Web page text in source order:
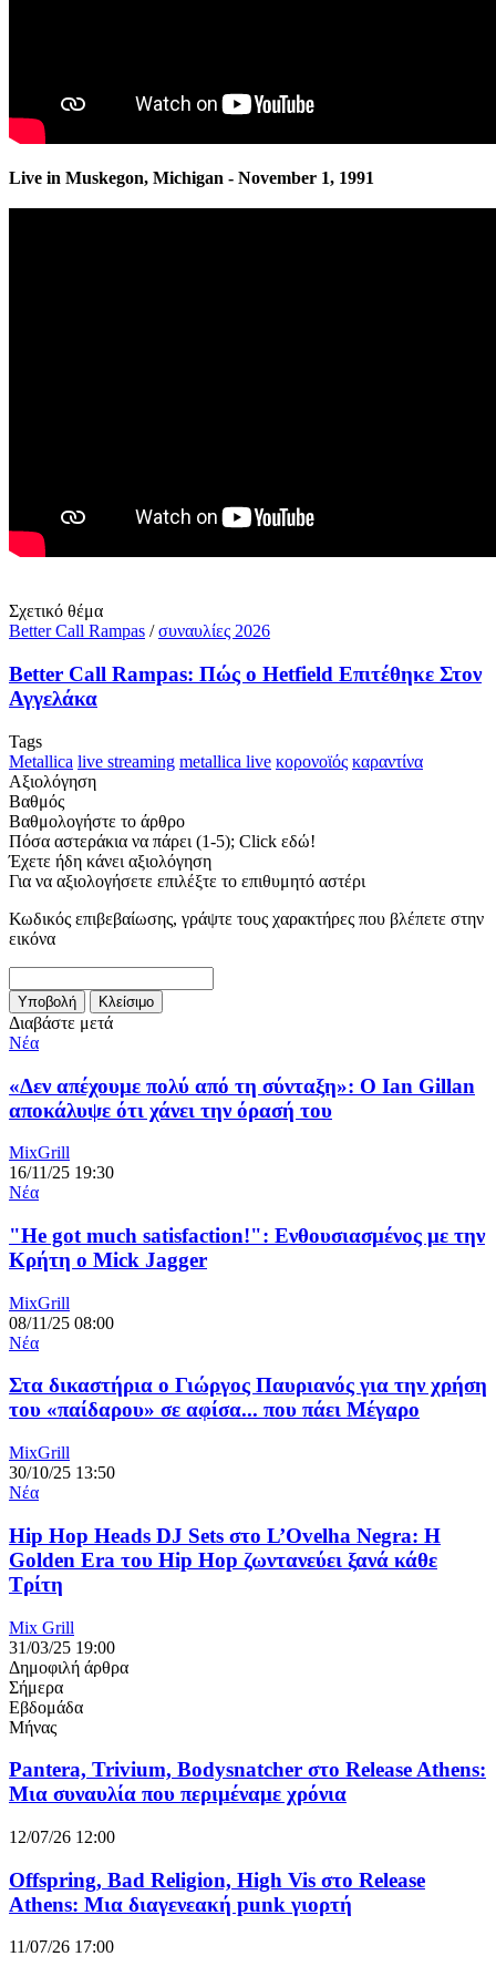
Live in Muskegon, Michigan - November 1, 1991
Σχετικό θέμα
Better Call Rampas /συναυλίες 2026
Better Call Rampas: Πώς ο Hetfield Επιτέθηκε Στον
Αγγελάκα
Tags
Metallica live streaming metallica live κορονοϊός καραντίνα
Αξιολόγηση
Βαθμός
Βαθμολογήστε το άρθρο
Πόσα αστεράκια να πάρει (1-5); Click εδώ!
Έχετε ήδη κάνει αξιολόγηση
Για να αξιολογήσετε επιλέξτε το επιθυμητό αστέρι
Κωδικός επιβεβαίωσης, γράψτε τους χαρακτήρες που βλέπετε στην
εικόνα
Διαβάστε μετά
Νέα
«Δεν απέχουμε πολύ από τη σύνταξη»: Ο Ian Gillan
αποκάλυψε ότι χάνει την όρασή του
MixGrill
16/11/25 19:30
Νέα
"He got much satisfaction!": Ενθουσιασμένος με την
Κρήτη ο Mick Jagger
MixGrill
08/11/25 08:00
Νέα
Στα δικαστήρια ο Γιώργος Παυριανός για την χρήση
του «παίδαρου» σε αφίσα... που πάει Μέγαρο
MixGrill
30/10/25 13:50
Νέα
Hip Hop Heads DJ Sets στο L’Ovelha Negra: Η
Golden Era του Hip Hop ζωντανεύει ξανά κάθε
Τρίτη
Mix Grill
31/03/25 19:00
Δημοφιλή άρθρα
Σήμερα
Εβδομάδα
Μήνας
Pantera, Trivium, Bodysnatcher στο Release Athens:
Μια συναυλία που περιμέναμε χρόνια
12/07/26 12:00
Offspring, Bad Religion, High Vis στο Release
Athens: Μια διαγενεακή punk γιορτή
11/07/26 17:00